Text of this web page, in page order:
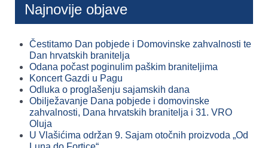
Najnovije objave
Čestitamo Dan pobjede i Domovinske zahvalnosti te
Dan hrvatskih branitelja
Odana počast poginulim paškim braniteljima
Koncert Gazdi u Pagu
Odluka o proglašenju sajamskih dana
Obilježavanje Dana pobjede i domovinske
zahvalnosti, Dana hrvatskih branitelja i 31. VRO
Oluja
U Vlašićima održan 9. Sajam otočnih proizvoda „Od